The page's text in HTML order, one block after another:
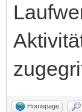
Homepage